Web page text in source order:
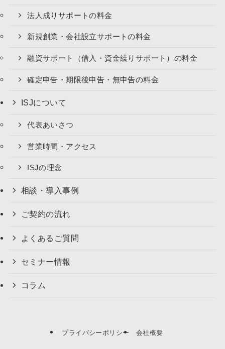
法人成りサポートの料金
新規創業・会社設立サポートの料金
融資サポート（借入・資金繰りサポート）の料金
確定申告・期限後申告・無申告の料金
ISJについて
代表あいさつ
営業時間・アクセス
ISJの理念
相談・導入事例
ご契約の流れ
よくあるご質問
セミナー情報
コラム
プライバシーポリシー 会社概要